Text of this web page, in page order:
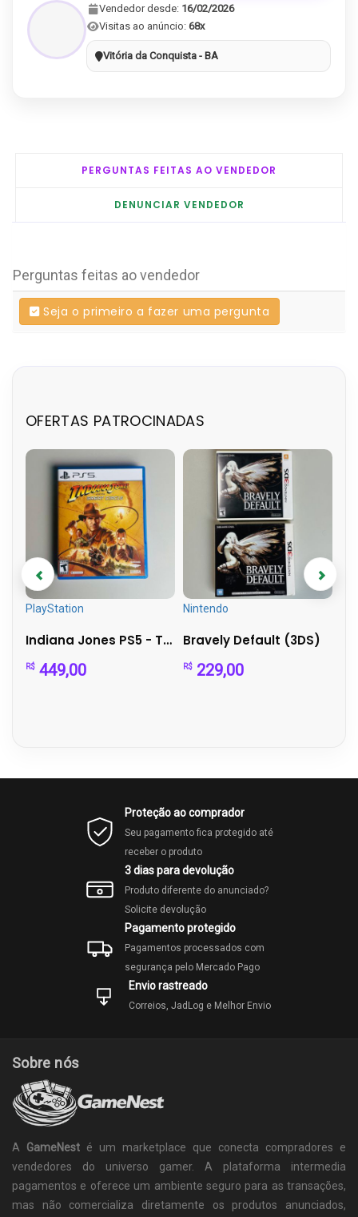
Vendedor desde: 16/02/2026
Visitas ao anúncio: 68x
Vitória da Conquista - BA
PERGUNTAS FEITAS AO VENDEDOR
DENUNCIAR VENDEDOR
Perguntas feitas ao vendedor
Seja o primeiro a fazer uma pergunta
OFERTAS PATROCINADAS
PlayStation
Indiana Jones PS5 - The Great Circle Aventura
R$ 449,00
Nintendo
Bravely Default (3DS)
R$ 229,00
Proteção ao comprador
Seu pagamento fica protegido até
receber o produto
3 dias para devolução
Produto diferente do anunciado?
Solicite devolução
Pagamento protegido
Pagamentos processados com
segurança pelo Mercado Pago
Envio rastreado
Correios, JadLog e Melhor Envio
Sobre nós
A GameNest é um marketplace que conecta compradores e
vendedores do universo gamer. A plataforma intermedia
pagamentos e oferece um ambiente seguro para as transações,
mas não comercializa diretamente os produtos anunciados,